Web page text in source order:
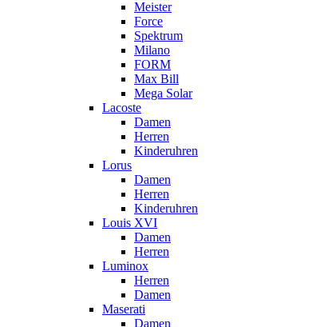
Meister
Force
Spektrum
Milano
FORM
Max Bill
Mega Solar
Lacoste
Damen
Herren
Kinderuhren
Lorus
Damen
Herren
Kinderuhren
Louis XVI
Damen
Herren
Luminox
Herren
Damen
Maserati
Damen